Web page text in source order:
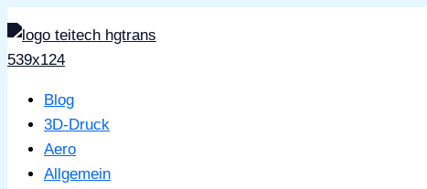
Zum
Inhalt
springen
Blog
3D-Druck
Aero
Allgemein